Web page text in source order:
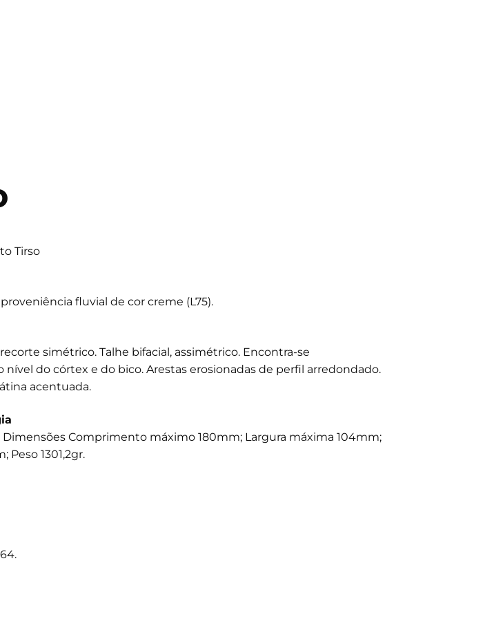
Tirso
fluvial de cor creme (L75).
simétrico. Talhe bifacial, assimétrico. Encontra-se
nível do córtex e do bico. Arestas erosionadas de perfil arredondado.
acentuada.
Dimensões Comprimento máximo 180mm; Largura máxima 104mm;
Peso 1301,2gr.